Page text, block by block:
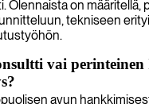
Olennaista on määritellä,
tekniseen
vai perinteinen
avun